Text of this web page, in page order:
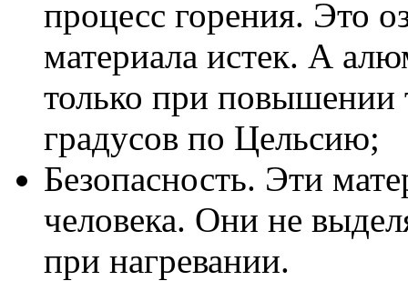
процесс горения. Это
материала истек. А
только при
градусов по Цельсию;
Безопасность. Эти
человека. Они не
при нагревании.